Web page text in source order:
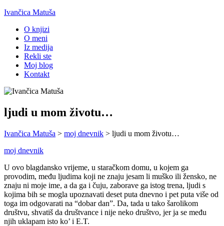
Ivančica Matuša
O knjizi
O meni
Iz medija
Rekli ste
Moj blog
Kontakt
ljudi u mom životu…
Ivančica Matuša > moj dnevnik > ljudi u mom životu…
moj dnevnik
U ovo blagdansko vrijeme, u staračkom domu, u kojem ga
provodim, među ljudima koji ne znaju jesam li muško ili žensko, ne
znaju ni moje ime, a da ga i čuju, zaborave ga istog trena, ljudi s
kojima bih se mogla upoznavati deset puta dnevno i pet puta više od
toga im odgovarati na “dobar dan”. Da, tada u tako šarolikom
društvu, shvatiš da društvance i nije neko društvo, jer ja se među
njih uklapam isto ko’ i E.T.